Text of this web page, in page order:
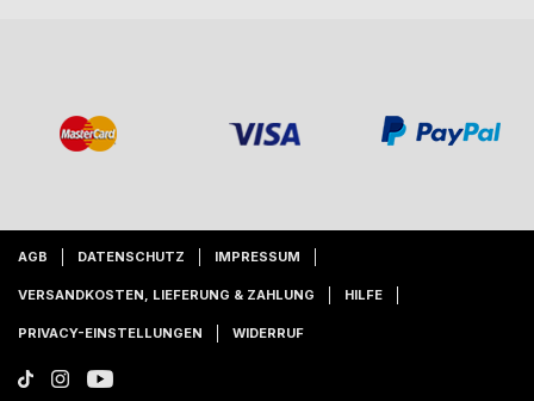
AGB DATENSCHUTZ IMPRESSUM
VERSANDKOSTEN, LIEFERUNG & ZAHLUNG HILFE
PRIVACY-EINSTELLUNGEN WIDERRUF